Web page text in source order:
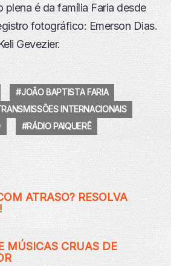
plena é da família Faria desde
fotográfico: Emerson Dias.
Gevezier.
JOÃO BAPTISTA FARIA
INTERNACIONAIS
RÁDIO PAIQUERÊ
ATRASO? RESOLVA
MÚSICAS CRUAS DE